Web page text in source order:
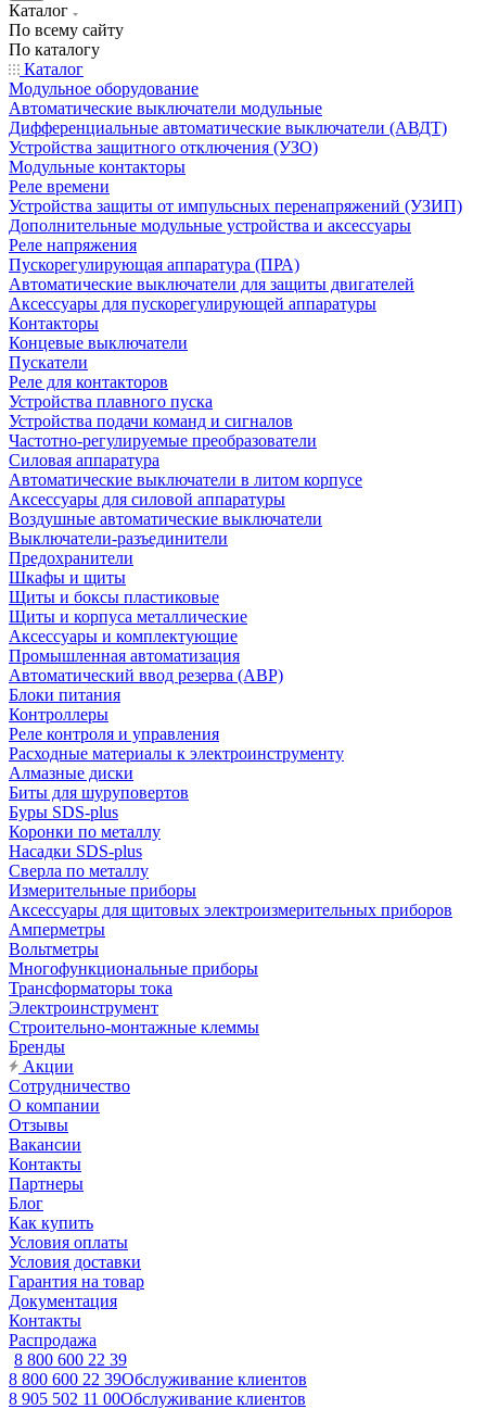
Каталог
По всему сайту
По каталогу
Каталог
Модульное оборудование
Автоматические выключатели модульные
Дифференциальные автоматические выключатели (АВДТ)
Устройства защитного отключения (УЗО)
Модульные контакторы
Реле времени
Устройства защиты от импульсных перенапряжений (УЗИП)
Дополнительные модульные устройства и аксессуары
Реле напряжения
Пускорегулирующая аппаратура (ПРА)
Автоматические выключатели для защиты двигателей
Аксессуары для пускорегулирующей аппаратуры
Контакторы
Концевые выключатели
Пускатели
Реле для контакторов
Устройства плавного пуска
Устройства подачи команд и сигналов
Частотно-регулируемые преобразователи
Силовая аппаратура
Автоматические выключатели в литом корпусе
Аксессуары для силовой аппаратуры
Воздушные автоматические выключатели
Выключатели-разъединители
Предохранители
Шкафы и щиты
Щиты и боксы пластиковые
Щиты и корпуса металлические
Аксессуары и комплектующие
Промышленная автоматизация
Автоматический ввод резерва (АВР)
Блоки питания
Контроллеры
Реле контроля и управления
Расходные материалы к электроинструменту
Алмазные диски
Биты для шуруповертов
Буры SDS-plus
Коронки по металлу
Насадки SDS-plus
Сверла по металлу
Измерительные приборы
Аксессуары для щитовых электроизмерительных приборов
Амперметры
Вольтметры
Многофункциональные приборы
Трансформаторы тока
Электроинструмент
Строительно-монтажные клеммы
Бренды
Акции
Сотрудничество
О компании
Отзывы
Вакансии
Контакты
Партнеры
Блог
Как купить
Условия оплаты
Условия доставки
Гарантия на товар
Документация
Контакты
Распродажа
8 800 600 22 39
8 800 600 22 39Обслуживание клиентов
8 905 502 11 00Обслуживание клиентов